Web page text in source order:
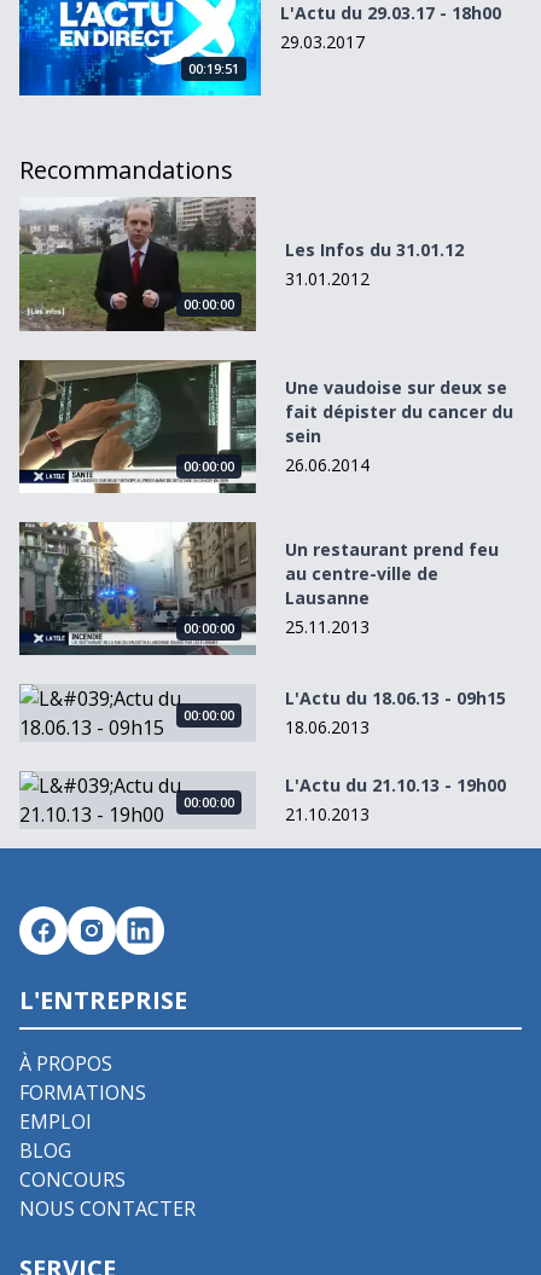
00:19:51
L'Actu du 29.03.17 - 18h00
29.03.2017
Recommandations
Les Infos du 31.01.12
00:00:00
Les Infos du 31.01.12
31.01.2012
Une vaudoise sur deux se fait dépister du cancer du sein
00:00:00
Une vaudoise sur deux se
fait dépister du cancer du
sein
26.06.2014
Un restaurant prend feu au centre-ville de Lausanne
00:00:00
Un restaurant prend feu
au centre-ville de
Lausanne
25.11.2013
L&#039;Actu du 18.06.13 - 09h15
00:00:00
L'Actu du 18.06.13 - 09h15
18.06.2013
L&#039;Actu du 21.10.13 - 19h00
00:00:00
L'Actu du 21.10.13 - 19h00
21.10.2013
L'ENTREPRISE
À PROPOS
FORMATIONS
EMPLOI
BLOG
CONCOURS
NOUS CONTACTER
SERVICE